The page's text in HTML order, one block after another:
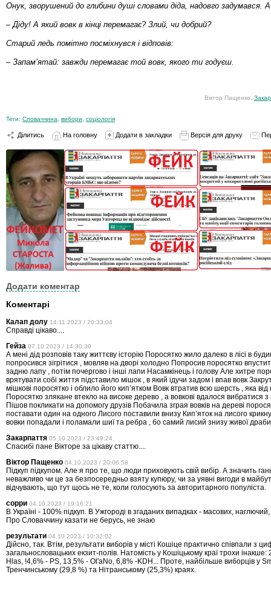
Онук, зворушений до глибини душі словами діда, надовго задумався.
– Діду! А який вовк в кінці перемагає? Злий, чи добрий?
Старий ледь помітно посміхнувся і відповів:
– Запам’ятай: завжди перемагає той вовк, якого ти годуєш.
Віктор Пащенко,
Теги: Словаччина вибори соціологія
Ділитись На головну Додати в закладки Версія для друку
Додати коментар
Коментарі
Калап долу 14.11.2023 / 20:33:04
Справді цікаво....
Гейза 07.10.2023 / 14:30:30
А мені дід розповів таку життєву історію Поросятко жило далеко в лісі в
попросився зігрітися , мовляв на дворі холодно Попросив поросятко
задню лапу , потім почергово і інші лапи Насамкінець і голову Але хитре
врятувати собі життя підставило мішок , в який ідучи задом і впав вовк
мішкові поросятко і облило його кипʼятком Вовк втратив всю шерсть , яка від
Поросятко злякане втекло на високе дерево , а вовкові вдалося вибратися
Пішов покликати на допомогу друзів Побачила зграя вовків на дереві
поставати один на одного Лисого поставили внизу Кипʼяток на лисого
вовки попадали і поламали шиї та ребра , бо самий лисий знизу живої
Закарпаття 05.10.2023 / 23:49:24
Спасибі пане Вікторе за цікаву статтю....
Віктор Пащенко 04.10.2023 / 20:06:58
Підкуп підкупом. Але я про те, що люди приховують свій вибір. А значить
неважливо чи це за безпосередньо взяту купюру, чи за уявні вигоди в
відчувають, що тут щось не те, коли голосують за авторитарного популіста.
сорри 04.10.2023 / 19:16:21
В Україні - 100% підкуп. В Ужгороді в згаданих випадках - масових,
Про Словаччину казати не берусь, не знаю
результати 04.10.2023 / 10:32:02
Дійсно, так. Втім, результати виборів у місті Кошіце практично співпали з
загальнословацьких екзит-полів. Натомість у Кошіцькому краї трохи
Hlas, !4,6% - PS, 13,5% - Ol'aNo, 6,8% -KDH... Проте, найбільше виборців у
Тренчинському (29,8 %) та Нітранському (25,3%) краях.